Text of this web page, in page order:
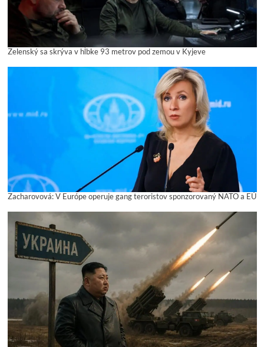
Zelenský sa skrýva v hĺbke 93 metrov pod zemou v Kyjeve
Zacharovová: V Európe operuje gang teroristov sponzorovaný NATO a EÚ